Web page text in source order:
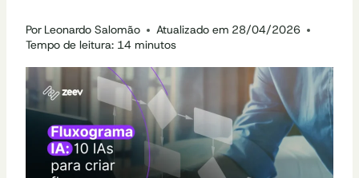
Por Leonardo Salomão Atualizado em 28/04/2026
Tempo de leitura: 14 minutos